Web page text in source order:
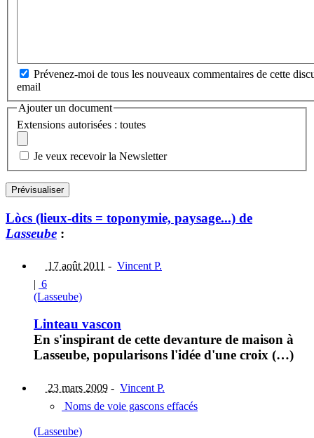
Prévenez-moi de tous les nouveaux commentaires de cette
email
Ajouter un document
Extensions autorisées : toutes
Je veux recevoir la Newsletter
Lòcs (lieux-dits = toponymie, paysage...) de
Lasseube :
17 août 2011 - Vincent P.
| 6
(Lasseube)
Linteau vascon
En s'inspirant de cette devanture de maison à
Lasseube, popularisons l'idée d'une croix (…)
23 mars 2009 - Vincent P.
Noms de voie gascons effacés
(Lasseube)